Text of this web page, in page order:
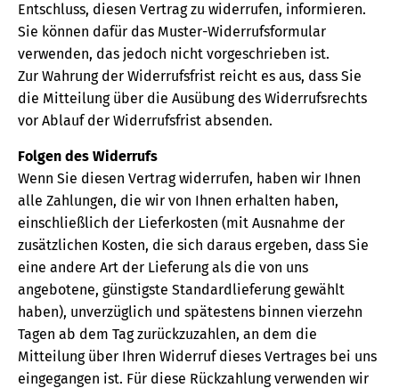
Entschluss, diesen Vertrag zu widerrufen, informieren.
Sie können dafür das Muster-Widerrufsformular
verwenden, das jedoch nicht vorgeschrieben ist.
Zur Wahrung der Widerrufsfrist reicht es aus, dass Sie
die Mitteilung über die Ausübung des Widerrufsrechts
vor Ablauf der Widerrufsfrist absenden.
Folgen des Widerrufs
Wenn Sie diesen Vertrag widerrufen, haben wir Ihnen
alle Zahlungen, die wir von Ihnen erhalten haben,
einschließlich der Lieferkosten (mit Ausnahme der
zusätzlichen Kosten, die sich daraus ergeben, dass Sie
eine andere Art der Lieferung als die von uns
angebotene, günstigste Standardlieferung gewählt
haben), unverzüglich und spätestens binnen vierzehn
Tagen ab dem Tag zurückzuzahlen, an dem die
Mitteilung über Ihren Widerruf dieses Vertrages bei uns
eingegangen ist. Für diese Rückzahlung verwenden wir